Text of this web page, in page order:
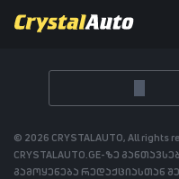
© 2026 CRYSTALAUTO, All rights
CRYSTALAUTO.GE-ზე
გამოყენება რედაქციასთან